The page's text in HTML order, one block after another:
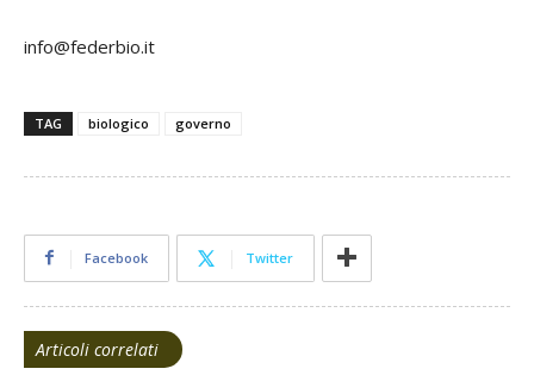
info@federbio.it
TAG biologico governo
Facebook Twitter
Articoli correlati